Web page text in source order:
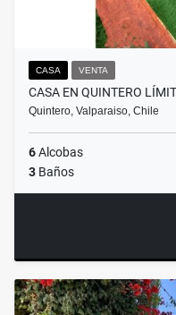
CASA VENTA
CASA EN QUINTERO
Quintero, Valparaiso, Chile
6Alcobas
3 Baños